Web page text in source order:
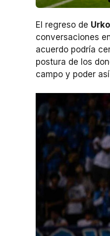
El regreso de
conversaciones
acuerdo podría
postura de los
campo y poder